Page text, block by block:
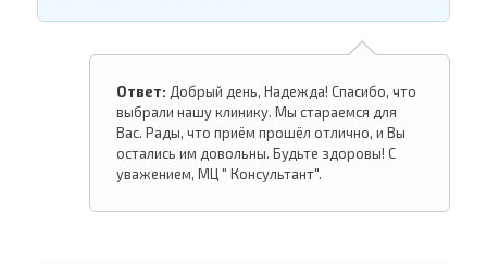
Ответ: Добрый день, Надежда! Спасибо, что
выбрали нашу клинику. Мы стараемся для
Вас. Рады, что приём прошёл отлично, и Вы
остались им довольны. Будьте здоровы! С
уважением, МЦ " Консультант".